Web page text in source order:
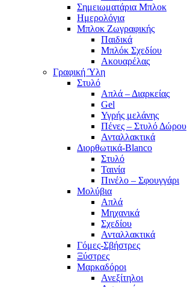
Σημειωματάρια Μπλοκ
Ημερολόγια
Μπλοκ Ζωγραφικής
Παιδικά
Μπλόκ Σχεδίου
Ακουαρέλας
Γραφική Ύλη
Στυλό
Απλά – Διαρκείας
Gel
Υγρής μελάνης
Πένες – Στυλό Δώρου
Ανταλλακτικά
Διορθωτικά-Blanco
Στυλό
Ταινία
Πινέλο – Σφουγγάρι
Μολύβια
Απλά
Μηχανικά
Σχεδίου
Ανταλλακτικά
Γόμες-Σβήστρες
Ξύστρες
Μαρκαδόροι
Ανεξίτηλοι